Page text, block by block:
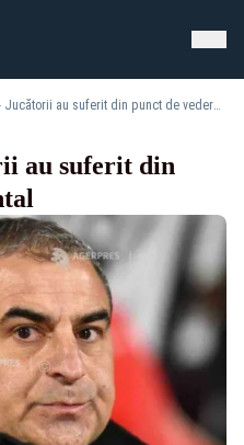
Ionel Gane - Jucătorii au suferit din punct de vedere mental
au suferit din